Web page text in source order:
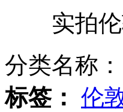
药检还清白 英媒转口
实拍伦
分类名称：
标签： 伦